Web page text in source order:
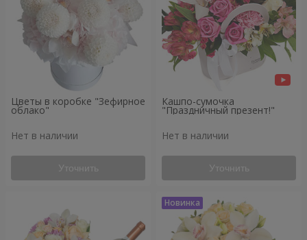
Цветы в коробке "Зефирное
облако"
Нет в наличии
Уточнить
Кашпо-сумочка
"Праздничный презент!"
Нет в наличии
Уточнить